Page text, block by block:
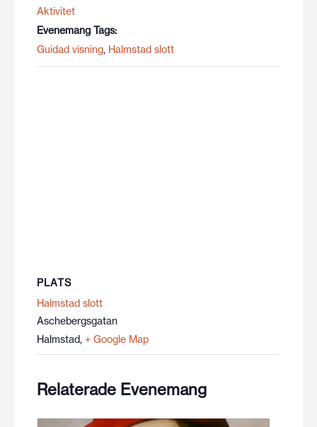
Aktivitet
Evenemang Tags:
Guidad visning, Halmstad slott
PLATS
Halmstad slott
Aschebergsgatan
Halmstad, + Google Map
Relaterade Evenemang